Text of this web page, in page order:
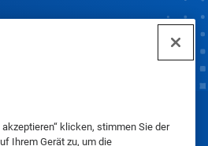
klicken, stimmen Sie der
Ihrem Gerät zu, um die
Inc. 2025